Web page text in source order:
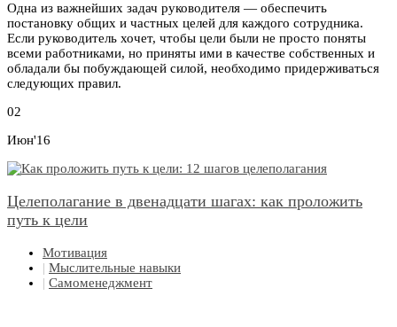
Одна из важнейших задач руководителя — обеспечить
постановку общих и частных целей для каждого сотрудника.
Если руководитель хочет, чтобы цели были не просто поняты
всеми работниками, но приняты ими в качестве собственных и
обладали бы побуждающей силой, необходимо придерживаться
следующих правил.
02
Июн'16
Целеполагание в двенадцати шагах: как проложить
путь к цели
Мотивация
| Мыслительные навыки
| Самоменеджмент